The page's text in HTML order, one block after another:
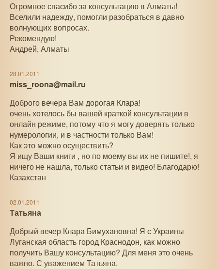
Огромное спасибо за консультацию в Алматы!
Вселили надежду, помогли разобраться в давно
волнующих вопросах.
Рекомендую!
Андрей, Алматы
28.01.2011
miss_roona@mail.ru
Доброго вечера Вам дорогая Клара!
очень хотелось бы вашей краткой консультации в
онлайн режиме, потому что я могу доверять только
нумерологии, и в частности только Вам!
Как это можно осуществить?
Я ищу Ваши книги , но по моему вы их не пишите!, я
ничего не нашла, только статьи и видео! Благодарю!
Казахстан
02.01.2011
Татьяна
Добрый вечер Клара Бимухановна! Я с Украины
Луганская область город Краснодон, как можно
получить Вашу консультацию? Для меня это очень
важно. С уважением Татьяна.